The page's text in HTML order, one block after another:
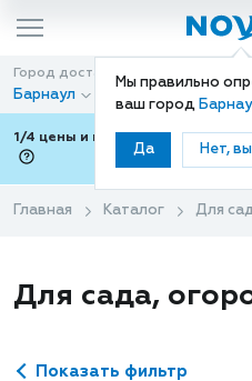
Мы правильно
ваш город
Да Нет,
Город доставки
Барнаул
1/4 цены и покупки ваши с
Главная Каталог Для
Для сада,
Показать фильтр